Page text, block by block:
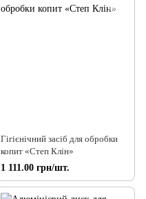
Гігієнічний засіб для обробки
копит «Степ Клін»
1 111.00 грн/шт.